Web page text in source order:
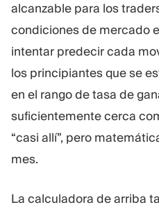
alcanzable para los
condiciones de mercado
intentar predecir cada
los principiantes que se
en el rango de tasa de
suficientemente cerca
“casi allí”, pero
mes.
La calculadora de arriba